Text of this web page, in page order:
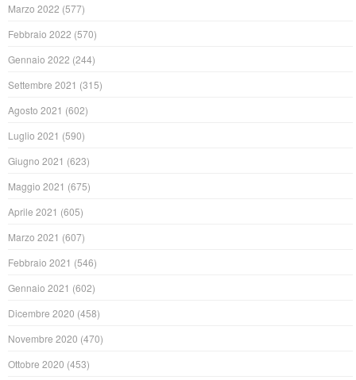
Marzo 2022 (577)
Febbraio 2022 (570)
Gennaio 2022 (244)
Settembre 2021 (315)
Agosto 2021 (602)
Luglio 2021 (590)
Giugno 2021 (623)
Maggio 2021 (675)
Aprile 2021 (605)
Marzo 2021 (607)
Febbraio 2021 (546)
Gennaio 2021 (602)
Dicembre 2020 (458)
Novembre 2020 (470)
Ottobre 2020 (453)